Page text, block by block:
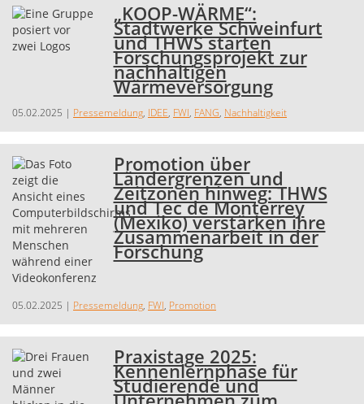
„KOOP-WÄRME“:
Stadtwerke Schweinfurt
und THWS starten
Forschungsprojekt zur
nachhaltigen
Wärmeversorgung
05.02.2025 | Pressemeldung, IDEE, FWI, FANG, Nachhaltigkeit
Promotion über
Ländergrenzen und
Zeitzonen hinweg: THWS
und Tec de Monterrey
(Mexiko) verstärken ihre
Zusammenarbeit in der
Forschung
05.02.2025 | Pressemeldung, FWI, Promotion
Praxistage 2025:
Kennenlernphase für
Studierende und